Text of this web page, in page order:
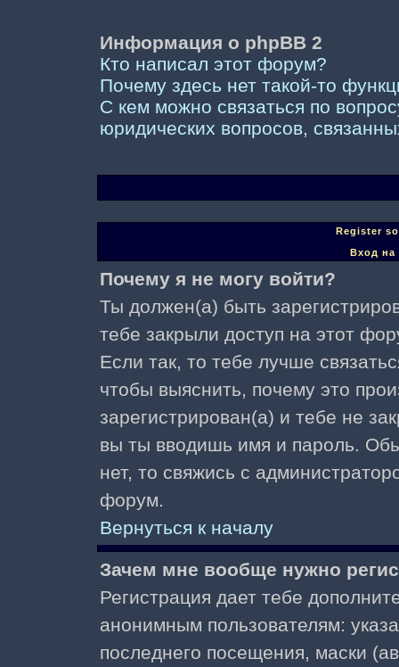
Информация о phpBB 2
Кто написал этот форум?
Почему здесь нет такой-то
С кем можно связаться по
юридических вопросов,
Register
Вход на
Почему я не могу войти?
Ты должен(а) быть
тебе закрыли доступ на этот
Если так, то тебе лучше
чтобы выяснить, почему это
зарегистрирован(а) и тебе не
вы ты вводишь имя и пароль.
нет, то свяжись с
форум.
Вернуться к началу
Зачем мне вообще нужно
Регистрация дает тебе
анонимным пользователям:
последнего посещения, маски